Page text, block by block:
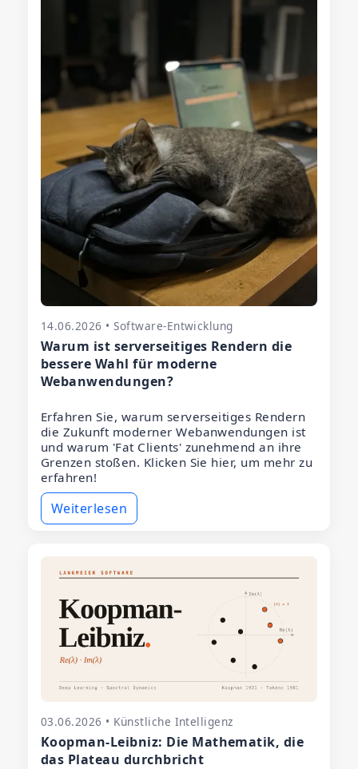
14.06.2026 • Software-Entwicklung
Warum ist serverseitiges Rendern die
bessere Wahl für moderne
Webanwendungen?
Erfahren Sie, warum serverseitiges Rendern
die Zukunft moderner Webanwendungen ist
und warum 'Fat Clients' zunehmend an ihre
Grenzen stoßen. Klicken Sie hier, um mehr zu
erfahren!
Weiterlesen
03.06.2026 • Künstliche Intelligenz
Koopman-Leibniz: Die Mathematik, die
das Plateau durchbricht